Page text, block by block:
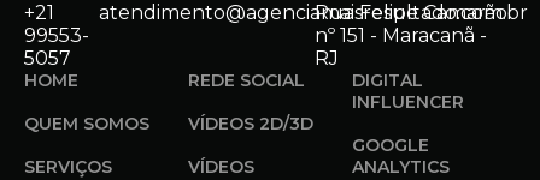
+21
99553-
5057
atendimento@agenciamaisresultado.com.br
Rua Felipe Camarão
nº 151 - Maracanã -
RJ
HOME
QUEM SOMOS
SERVIÇOS
REDE SOCIAL
VÍDEOS 2D/3D
VÍDEOS
DIGITAL
INFLUENCER
GOOGLE
ANALYTICS